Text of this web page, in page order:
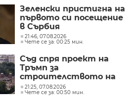
Зеленски пристигна на
първото си посещение
в Сърбия
21:46, 07.08.2026
Чете се за: 00:25 мин.
Съд спря проект на
Тръмп за
строителството на
бална зала на
стойност 400 млн.
21:25, 07.08.2026
Чете се за: 00:50 мин.